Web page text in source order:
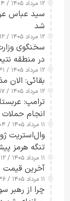
۱۲ مرداد ۱۴۰۵ / ۱۵:۰۴
سید عباس
شد
۱۲ مرداد ۱۴۰۵ / ۱۲:۱۲
سخنگوی
در منطقه
۱۲ مرداد ۱۴۰۵ / ۱۱:۴۱
بقائی: الان
۱۲ مرداد ۱۴۰۵ / ۰۸:۱۷
ترامپ:
انجام
۱۱ مرداد ۱۴۰۵ / ۱۹:۰۴
وال‌استریت
تنگه هرمز
۱۱ مرداد ۱۴۰۵ / ۱۶:۱۲
آخرین قیمت طلا،
۱۱ مرداد ۱۴۰۵ / ۱۰:۴۶
چرا از رهبر